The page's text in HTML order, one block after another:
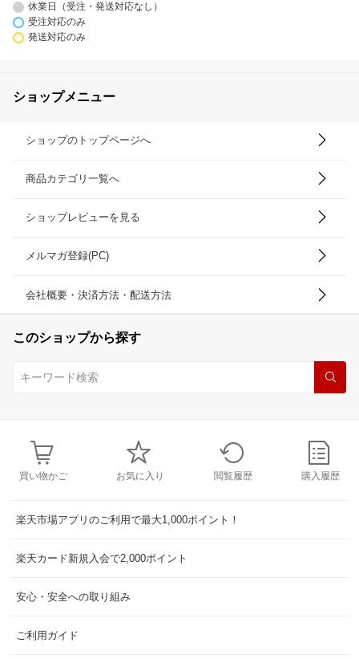
休業日（受注・発送対応なし）
受注対応のみ
発送対応のみ
ショップメニュー
ショップのトップページへ
商品カテゴリ一覧へ
ショップレビューを見る
メルマガ登録(PC)
会社概要・決済方法・配送方法
このショップから探す
買い物かご お気に入り 閲覧履歴 購入履歴
楽天市場アプリのご利用で最大1,000ポイント！
楽天カード新規入会で2,000ポイント
安心・安全への取り組み
ご利用ガイド